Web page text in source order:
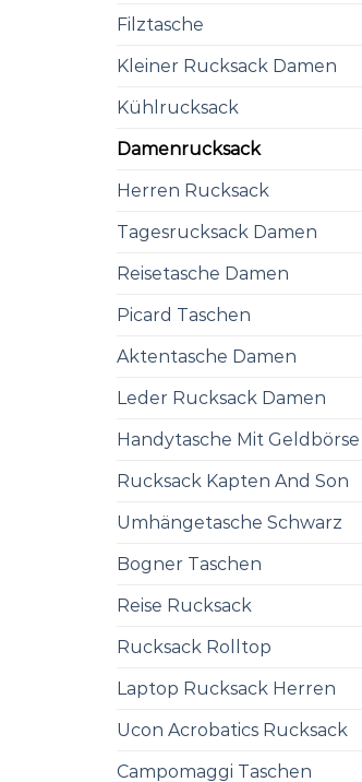
Filztasche
Kleiner Rucksack Damen
Kühlrucksack
Damenrucksack
Herren Rucksack
Tagesrucksack Damen
Reisetasche Damen
Picard Taschen
Aktentasche Damen
Leder Rucksack Damen
Handytasche Mit Geldbörse
Rucksack Kapten And Son
Umhängetasche Schwarz
Bogner Taschen
Reise Rucksack
Rucksack Rolltop
Laptop Rucksack Herren
Ucon Acrobatics Rucksack
Campomaggi Taschen